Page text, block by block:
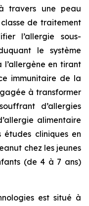
travers une peau
de traitement
l’allergie sous-
le système
l’allergène en tirant
immunitaire de la
à transformer
d’allergies
alimentaire
cliniques en
chez les jeunes
(de 4 à 7 ans)
est situé à